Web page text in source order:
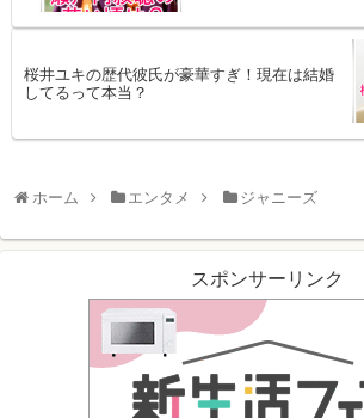
桜井ユキの歴代彼氏が豪華すぎ！現在は結婚
してるって本当？
ホーム エンタメ ジャニーズ
スポンサーリンク